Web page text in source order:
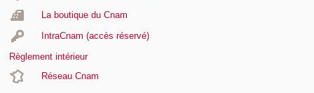
La boutique du Cnam
IntraCnam (accès réservé)
Règlement intérieur
Réseau Cnam